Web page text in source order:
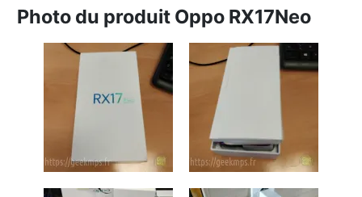
Photo du produit Oppo RX17Neo